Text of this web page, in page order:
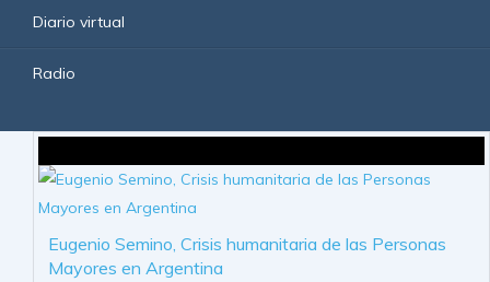
Diario virtual
Radio
Eugenio Semino, Crisis humanitaria de las Personas
Mayores en Argentina